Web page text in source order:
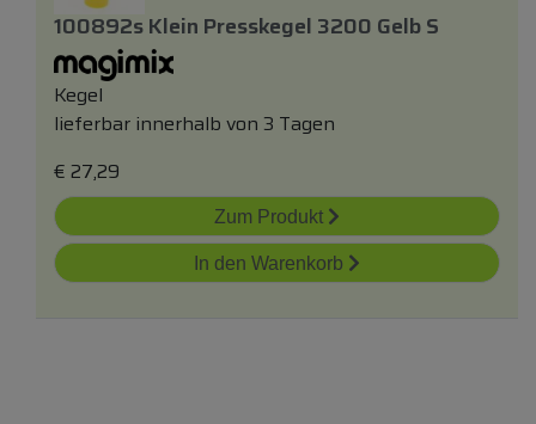
100892s Klein Presskegel 3200 Gelb S
Kegel
lieferbar innerhalb von 3 Tagen
€ 27,29
Zum Produkt
In den Warenkorb